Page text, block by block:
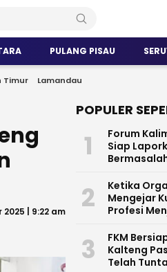
PULANG PISAU
Timur Lamandau
| 9:22 am
POPULER
1
Forum
Siap
2
Ketika
Mengejar
Profesi
3
FKM
Kalteng
Telah